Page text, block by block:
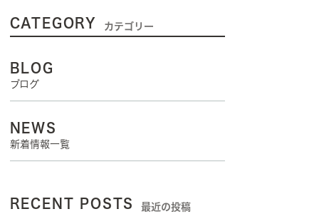
CATEGORY カテゴリー
BLOG
ブログ
NEWS
新着情報一覧
RECENT POSTS 最近の投稿